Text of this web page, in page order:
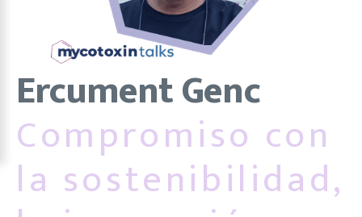
Ercument Genc
Compromiso con
la sostenibilidad,